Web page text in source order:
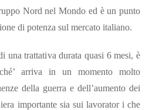
Nord nel Mondo ed è un punto
di potenza sul mercato italiano.
una trattativa durata quasi 6 mesi, è
arriva in un momento molto
della guerra e dell’aumento dei
importante sia sui lavorator i che